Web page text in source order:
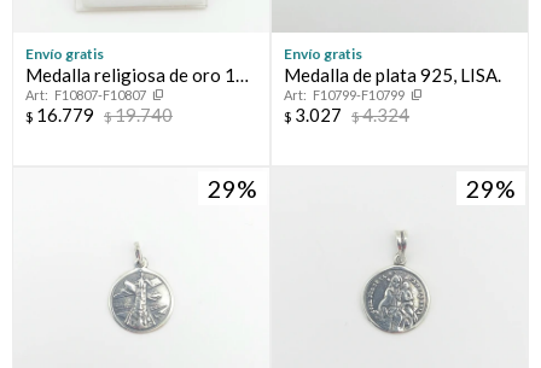
Envío gratis
Medalla religiosa de oro 18
ktes y nácar, VIRGEN NIÑA.
F10807-F10807
$ 16.779 $19.740
Envío gratis
Medalla de plata 925, LISA.
F10799-F10799
$ 3.027 $4.324
29 29